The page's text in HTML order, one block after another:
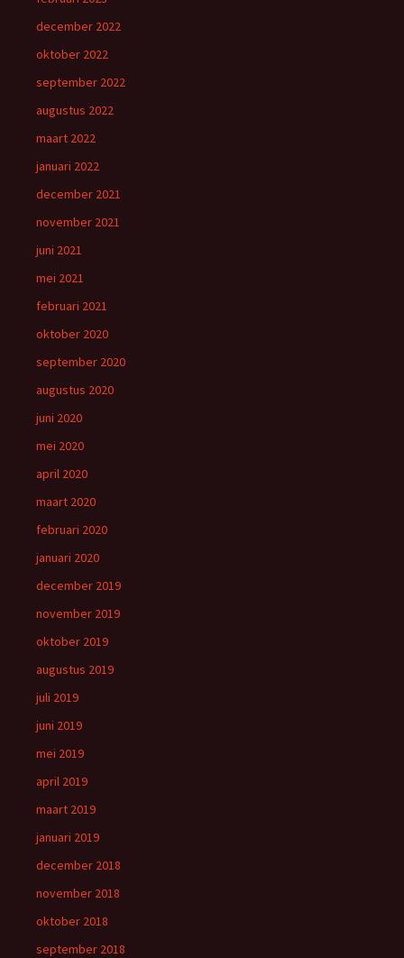
december 2022
oktober 2022
september 2022
augustus 2022
maart 2022
januari 2022
december 2021
november 2021
juni 2021
mei 2021
februari 2021
oktober 2020
september 2020
augustus 2020
juni 2020
mei 2020
april 2020
maart 2020
februari 2020
januari 2020
december 2019
november 2019
oktober 2019
augustus 2019
juli 2019
juni 2019
mei 2019
april 2019
maart 2019
januari 2019
december 2018
november 2018
oktober 2018
september 2018